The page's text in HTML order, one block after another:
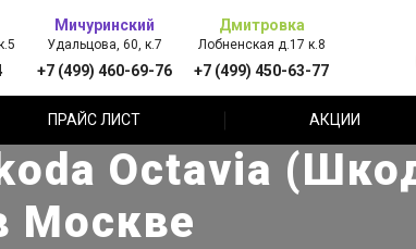
Мичуринский
Удальцова, 60, к.7
+7 (499) 460-69-76
Дмитровка
Лобненская д.17 к.8
+7 (499) 450-63-77
ПРАЙС ЛИСТ АКЦИИ
Octavia
Москве